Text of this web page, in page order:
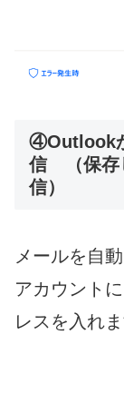
④Outlook
信 （保存
信）
メールを自
アカウント
レスを入れま